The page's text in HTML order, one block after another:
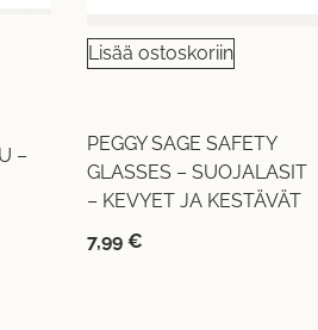
–
Lisää ostoskoriin
PEGGY SAGE SAFETY
GLASSES – SUOJALASIT
– KEVYET JA KESTÄVÄT
7,99 €